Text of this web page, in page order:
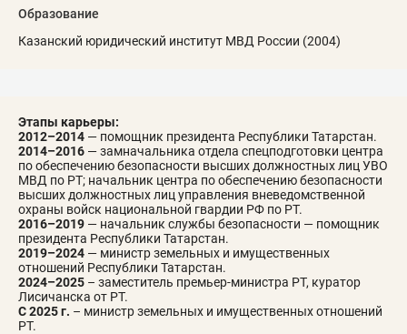
Образование
Казанский юридический институт МВД России (2004)
Этапы карьеры:
2012–2014 — помощник президента Республики Татарстан.
2014–2016 — замначальника отдела спецподготовки центра
по обеспечению безопасности высших должностных лиц УВО
МВД по РТ; начальник центра по обеспечению безопасности
высших должностных лиц управления вневедомственной
охраны войск национальной гвардии РФ по РТ.
2016–2019 — начальник службы безопасности — помощник
президента Республики Татарстан.
2019–2024 — министр земельных и имущественных
отношений Республики Татарстан.
2024–2025 – заместитель премьер-министра РТ, куратор
Лисичанска от РТ.
С 2025 г. – министр земельных и имущественных отношений
РТ.